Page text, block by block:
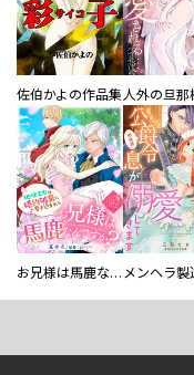
佐伯かよの作品集
お兄様は馬鹿なんですか？～地味王女は婚約破棄に巻き込まれる～